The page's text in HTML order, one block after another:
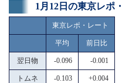
1月12日の東京レポ
東京レポ・レート
平均 前日比
翌日物 -0.096 -0.001
トムネ -0.103 +0.004